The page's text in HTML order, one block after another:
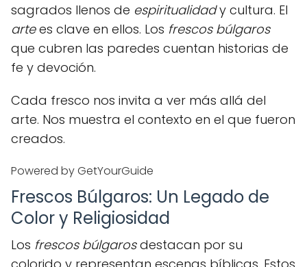
sagrados llenos de espiritualidady cultura. El
artees clave en ellos. Los frescos búlgaros
que cubren las paredes cuentan historias de
fe y devoción.
Cada fresco nos invita a ver más allá del
arte. Nos muestra el contexto en el que fueron
creados.
Powered by GetYourGuide
Frescos Búlgaros: Un Legado de
Color y Religiosidad
Los frescos búlgarosdestacan por su